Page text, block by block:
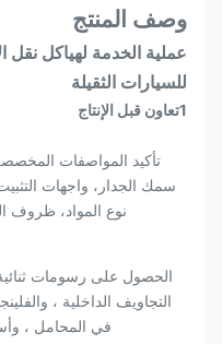
وصف المنتج
عملية الخدمة لهياكل نقل
للسيارات الثقيلة
1تعاون قبل الإنتاج
تأكيد المواصفات
سمك الجدار، واجهات
نوع المواد، ظروف
الحصول على رسومات ثنائية
التجاويف الداخلية ،
في المحامل ،